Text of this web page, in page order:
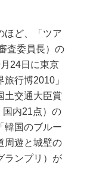
ほど、「ツア
査委員長）の
24日に東京
行博2010」
土交通大臣賞
国内21点）の
韓国のブルー
周遊と城壁の
ランプリ）が